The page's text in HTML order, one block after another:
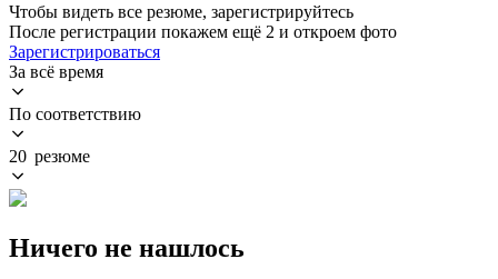
Чтобы видеть все резюме, зарегистрируйтесь
После регистрации покажем ещё 2 и откроем фото
Зарегистрироваться
За всё время
По соответствию
20 резюме
Ничего не нашлось